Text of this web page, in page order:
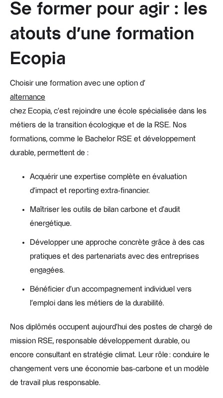
Se former pour agir : les
atouts d’une formation
Ecopia
Choisir une formation avec une option d'
alternance
chez Ecopia, c’est rejoindre une école spécialisée dans les
métiers de la transition écologique et de la RSE. Nos
formations, comme le Bachelor RSE et développement
durable, permettent de :
Acquérir une expertise complète en évaluation
d’impact et reporting extra-financier.
Maîtriser les outils de bilan carbone et d’audit
énergétique.
Développer une approche concrète grâce à des cas
pratiques et des partenariats avec des entreprises
engagées.
Bénéficier d’un accompagnement individuel vers
l’emploi dans les métiers de la durabilité.
Nos diplômés occupent aujourd’hui des postes de chargé de
mission RSE, responsable développement durable, ou
encore consultant en stratégie climat. Leur rôle : conduire le
changement vers une économie bas-carbone et un modèle
de travail plus responsable.